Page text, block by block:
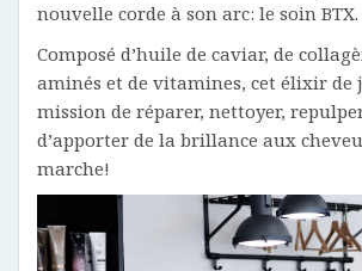
nouvelle corde à son arc: le soin BTX.
Composé d’huile de caviar, de
aminés et de vitamines, cet élixir de
mission de réparer, nettoyer,
d’apporter de la brillance aux
marche!